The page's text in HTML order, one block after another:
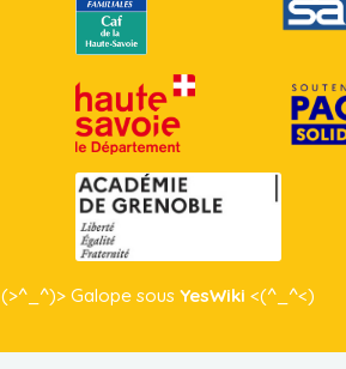
(>^_^)> Galope sousYesWiki <(^_^<)